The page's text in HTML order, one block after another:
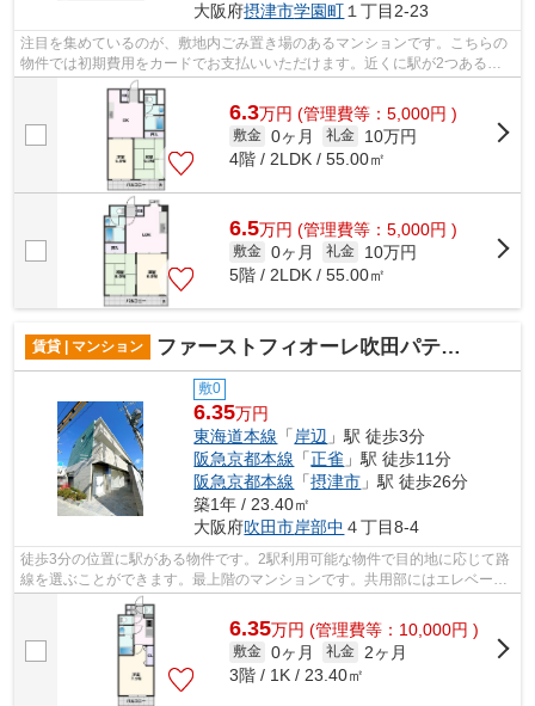
大阪府摂津市学園町１丁目2-23
注目を集めているのが、敷地内ごみ置き場のあるマンションです。こちらの
物件では初期費用をカードでお支払いいただけます。近くに駅が2つあるた
め、用途や行き先に応じて駅を選べる物...
6.3万円 (管理費等：5,000円 )
敷金 0ヶ月 礼金
10万円
4階 / 2LDK / 55.00㎡
6.5万円 (管理費等：5,000円 )
敷金 0ヶ月 礼金
10万円
5階 / 2LDK / 55.00㎡
賃貸 | マンション ファーストフィオーレ吹田パティオ
敷0
6.35万円
東海道本線 「 岸辺 」駅 徒歩3分
阪急京都本線 「正雀 」駅 徒歩11分
阪急京都本線 「摂津市 」駅 徒歩26分
築1年 / 23.40㎡
大阪府吹田市岸部中 ４丁目8-4
徒歩3分の位置に駅がある物件です。2駅利用可能な物件で目的地に応じて路
線を選ぶことができます。最上階のマンションです。共用部にはエレベー
タ・敷地内ごみ置き場など様々な設備や...
6.35万円 (管理費等：10,000円 )
敷金 0ヶ月 礼金
2ヶ月
3階 / 1K / 23.40㎡